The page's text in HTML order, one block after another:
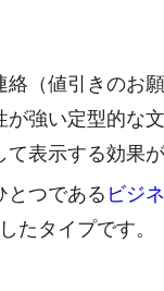
（値引きのお
強い定型的な
表示する効果が
とつである ビジ
たタイプです。